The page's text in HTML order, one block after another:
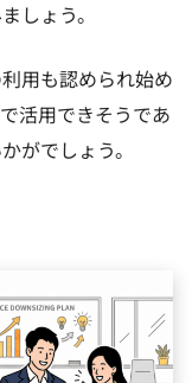
しょう。
用も認められ始め
活用できそうであ
がでしょう。